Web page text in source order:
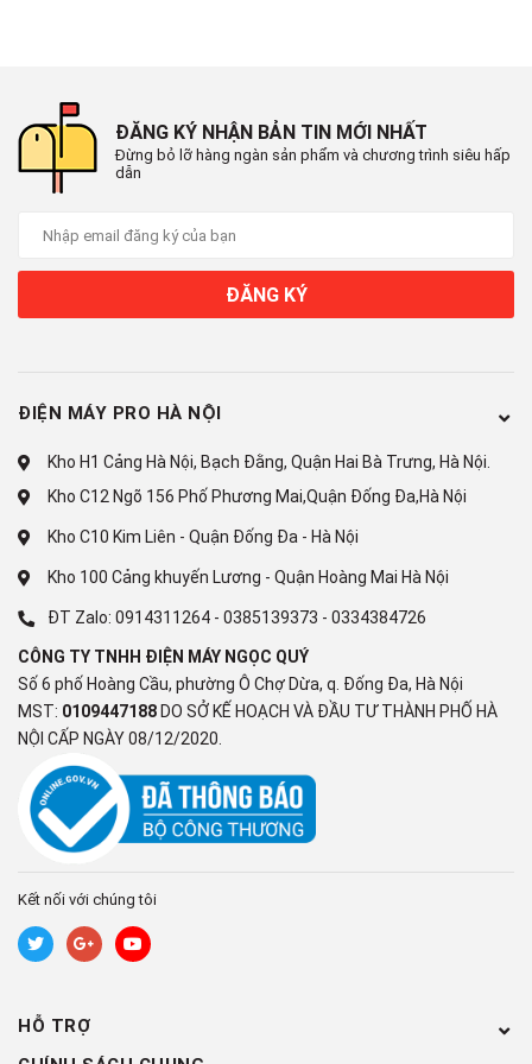
lạnh đa chiều
Công nghệ làm lạnh đa chiều giúp khí lạnh sẽ được phân bố
ngon và trọn vẹn dinh dưỡng trong thời gian dài.
Tiếc kiệm điện nhờ vào Công
Nghệ J-Tech Inverter kết hợp chế
độ Eco
Công Nghệ J-Tech Inverter với khả năng duy trì nhiệt độ ổn định
và hoạt động một cách êm ái.Tủ lạnh Inverter
tiết kiệm điện Eco giúp tiết kiệm điện năng, giảm đi một phần chi
phí không nhỏ trong hóa đơn tiền điện của gia đình bạn.
ĐĂNG KÝ NHẬN BẢN TIN MỚI NHẤT
Đừng bỏ lỡ hàng ngàn sản phẩm và chương trình siêu hấp
dẫn
ĐĂNG KÝ
ĐIỆN MÁY PRO HÀ NỘI
Kho H1 Cảng Hà Nội, Bạch Đằng, Quận Hai Bà Trưng, Hà Nội.
Kho C12 Ngõ 156 Phố Phương Mai,Quận Đống Đa,Hà Nội
Kho C10 Kim Liên - Quận Đống Đa - Hà Nội
Kho 100 Cảng khuyến Lương - Quận Hoàng Mai Hà Nội
ĐT Zalo: 0914311264 - 0385139373 - 0334384726
CÔNG TY TNHH ĐIỆN MÁY NGỌC QUÝ
Số 6 phố Hoàng Cầu, phường Ô Chợ Dừa, q. Đống Đa, Hà Nội
MST: 0109447188 DO SỞ KẾ HOẠCH VÀ ĐẦU TƯ THÀNH PHỐ HÀ
NỘI CẤP NGÀY 08/12/2020.
Kết nối với chúng tôi
HỖ TRỢ